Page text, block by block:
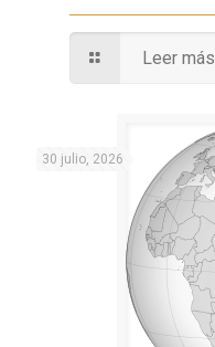
Leer más
30 julio, 2026